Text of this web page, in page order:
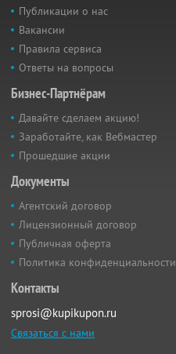
Публикации о нас
Вакансии
Правила сервиса
Ответы на вопросы
Бизнес-Партнёрам
Давайте сделаем акцию!
Заработайте, как Вебмастер
Прошедшие акции
Документы
Агентский договор
Лицензионный договор
Публичная оферта
Политика конфиденциальности
Контакты
sprosi@kupikupon.ru
Связаться с нами